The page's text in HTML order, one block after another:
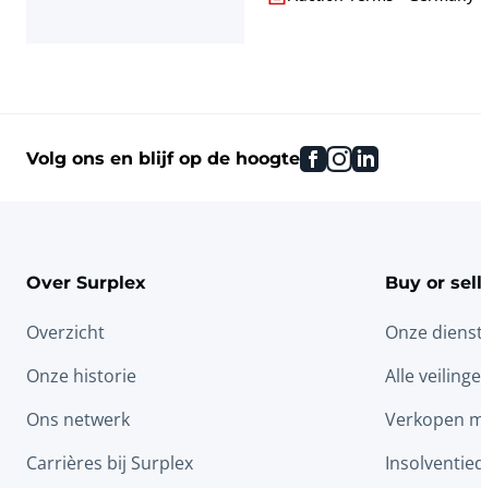
Volg ons en blijf op de hoogte facebook
instagram
linkedin
Over Surplex
Overzicht
Onze historie
Ons netwerk
Carrières bij Surplex
Buy or sell
Onze
Alle
Verkopen